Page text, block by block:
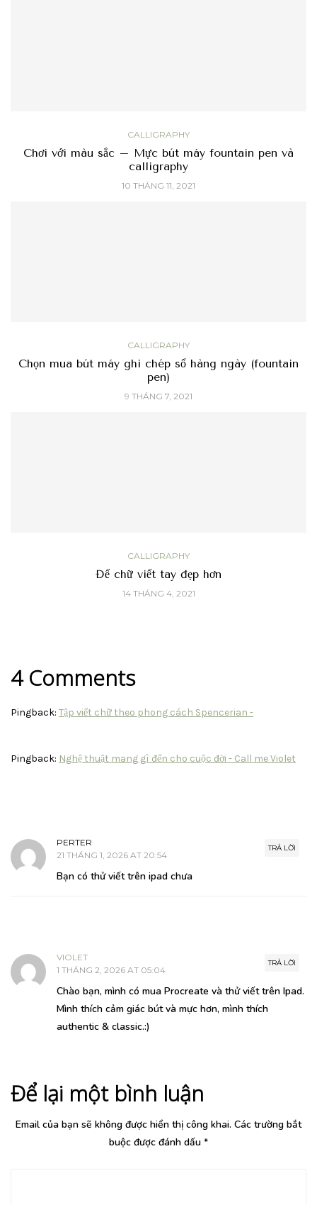
CALLIGRAPHY
Chơi với màu sắc – Mực bút máy fountain pen và
calligraphy
10 THÁNG 11, 2021
CALLIGRAPHY
Chọn mua bút máy ghi chép sổ hàng ngày (fountain
pen)
9 THÁNG 7, 2021
CALLIGRAPHY
Để chữ viết tay đẹp hơn
14 THÁNG 4, 2021
4 Comments
Pingback: Tập viết chữ theo phong cách Spencerian -
Pingback: Nghệ thuật mang gì đến cho cuộc đời - Call me Violet
TRẢ LỜI
PERTER
21 THÁNG 1, 2026 AT 20:54
Bạn có thử viết trên ipad chưa
TRẢ LỜI
VIOLET
1 THÁNG 2, 2026 AT 05:04
Chào bạn, mình có mua Procreate và thử viết trên Ipad.
Mình thích cảm giác bút và mực hơn, mình thích
authentic & classic.:)
Để lại một bình luận
Email của bạn sẽ không được hiển thị công khai. Các trường bắt
buộc được đánh dấu *